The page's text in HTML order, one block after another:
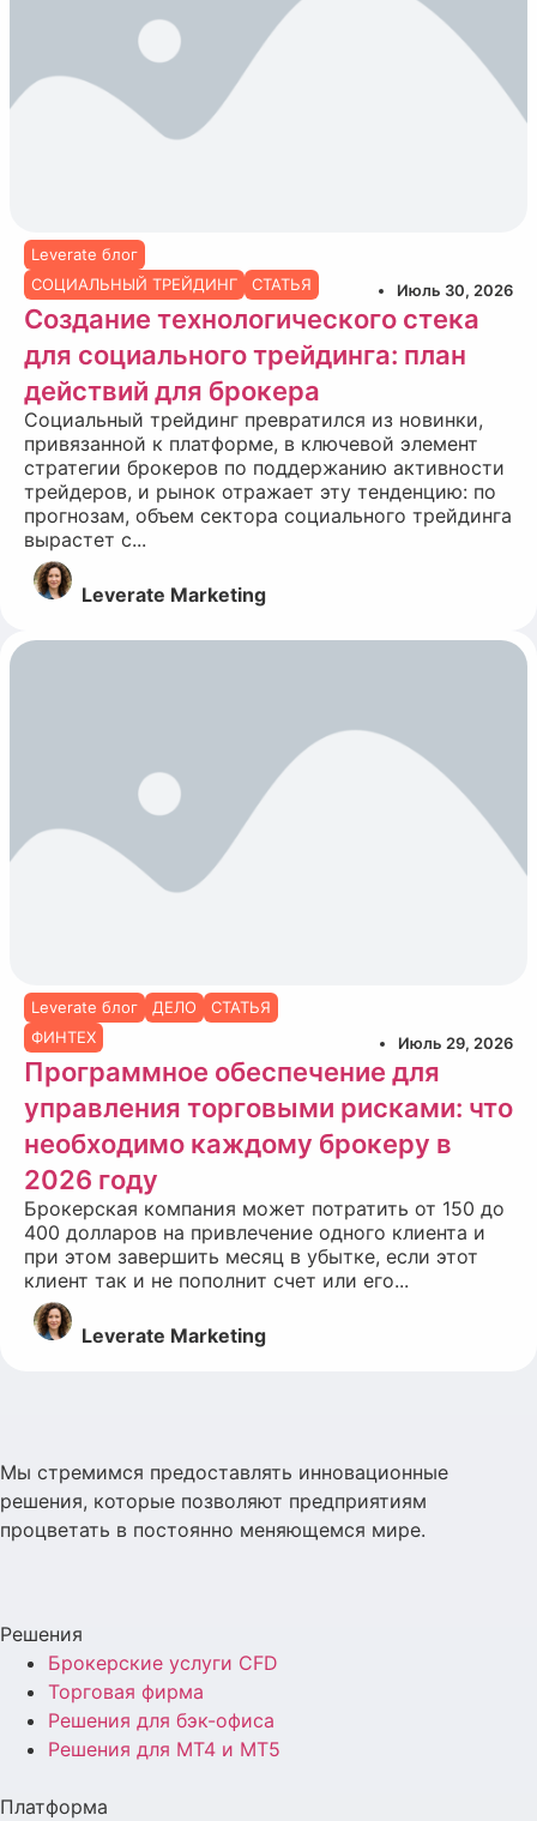
Leverate блог
СОЦИАЛЬНЫЙ ТРЕЙДИНГ
СТАТЬЯ Июль 30, 2026
Создание технологического стека
для социального трейдинга: план
действий для брокера
Социальный трейдинг превратился из новинки,
привязанной к платформе, в ключевой элемент
стратегии брокеров по поддержанию активности
трейдеров, и рынок отражает эту тенденцию: по
прогнозам, объем сектора социального трейдинга
вырастет с...
Leverate Marketing
Leverate блог ДЕЛО
СТАТЬЯ
ФИНТЕХ
Июль 29, 2026
Программное обеспечение для
управления торговыми рисками: что
необходимо каждому брокеру в
2026 году
Брокерская компания может потратить от 150 до
400 долларов на привлечение одного клиента и
при этом завершить месяц в убытке, если этот
клиент так и не пополнит счет или его...
Leverate Marketing
Мы стремимся предоставлять инновационные
решения, которые позволяют предприятиям
процветать в постоянно меняющемся мире.
Решения
Брокерские услуги CFD
Торговая фирма
Решения для бэк-офиса
Решения для MT4 и MT5
Платформа